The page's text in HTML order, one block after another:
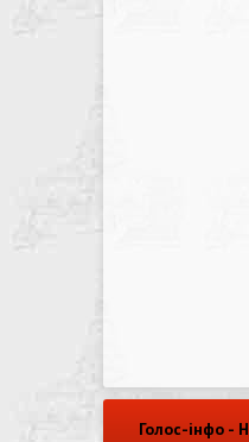
Голос-інфо -